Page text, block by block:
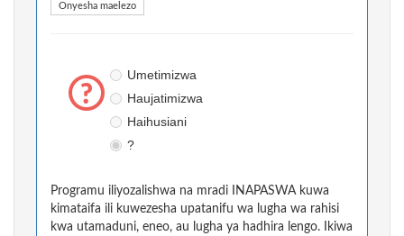
Onyesha maelezo
Umetimizwa
Haujatimizwa
Haihusiani
?
Programu iliyozalishwa na mradi INAPASWA kuwa
kimataifa ili kuwezesha upatanifu wa lugha wa rahisi
kwa utamaduni, eneo, au lugha ya hadhira lengo. Ikiwa